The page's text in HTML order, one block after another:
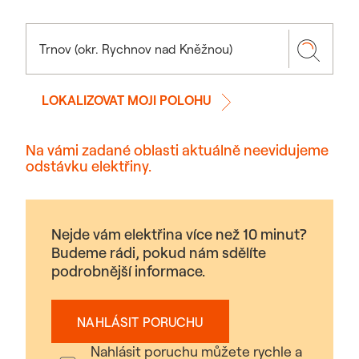
LOKALIZOVAT MOJI POLOHU
Na vámi zadané oblasti aktuálně neevidujeme
odstávku elektřiny.
Nejde vám elektřina více než 10 minut?
Budeme rádi, pokud nám sdělíte
podrobnější informace.
NAHLÁSIT PORUCHU
Nahlásit poruchu můžete rychle a